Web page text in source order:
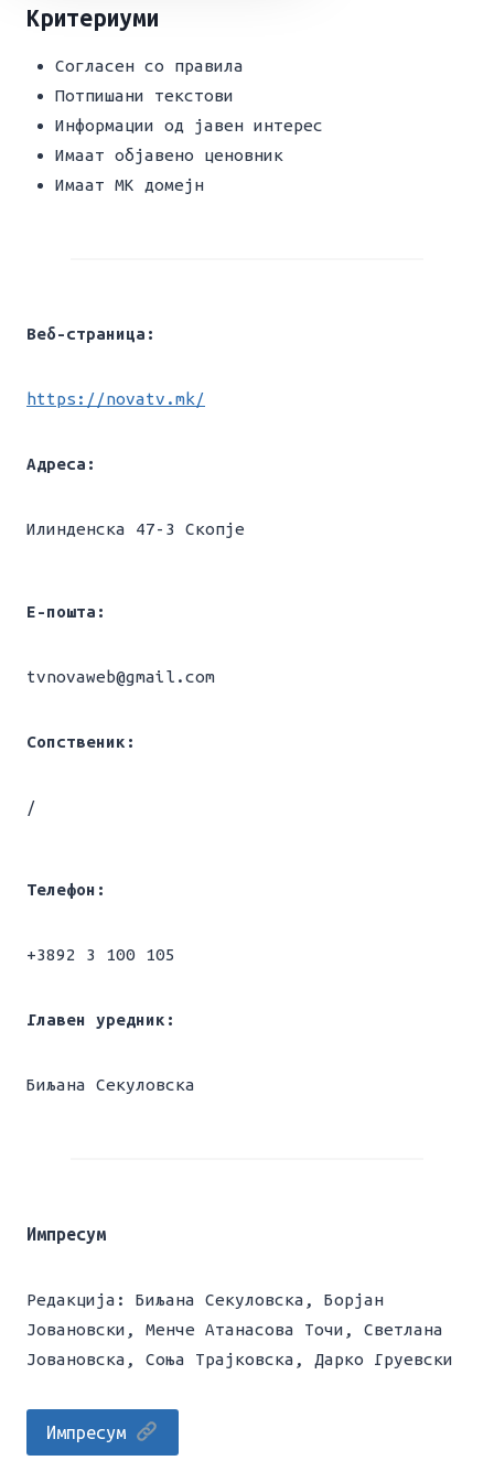
Критериуми
Согласен со правила
Потпишани текстови
Информации од јавен интерес
Имаат објавено ценовник
Имаат МК домејн
Веб-страница:
https://novatv.mk/
Адреса:
Илинденска 47-3 Скопје
Е-пошта:
tvnovaweb@gmail.com
Сопственик:
/
Телефон:
+3892 3 100 105
Главен уредник:
Биљана Секуловска
Импресум
Редакција: Биљана Секуловска, Борјан
Јовановски, Менче Атанасова Точи, Светлана
Јовановска, Соња Трајковска, Дарко Груевски
Импресум